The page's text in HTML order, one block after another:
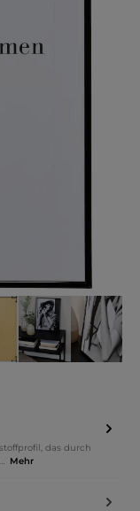
das durch
Mehr